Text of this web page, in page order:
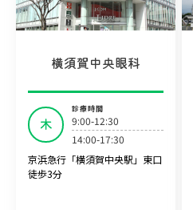
横須賀中央眼科
木
診療時間
9:00-12:30
14:00-17:30
京浜急行「横須賀中央駅」東口
徒歩3分